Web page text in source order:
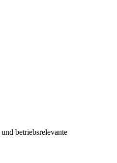
betriebsrelevante